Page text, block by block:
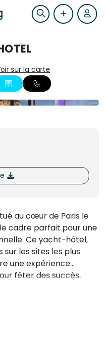
sur la carte
au cœur de Paris le
cadre parfait pour une
Ce yacht-hôtel,
les sites les plus
une expérience
fêter des succès,
ou
moment convivial, il
une expérience "la